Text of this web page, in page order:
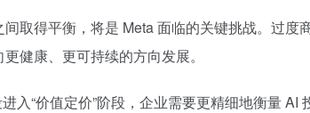
取得平衡，将是 Meta 面临的关键挑战。过度
健康、更可持续的方向发展。
入“价值定价”阶段，企业需要更精细地衡量 AI